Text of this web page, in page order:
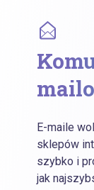
E-maile
sklepów
szybko i
jak